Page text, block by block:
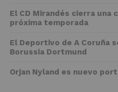
El CD Mirandés cierra una
próxima temporada
El Deportivo de A Coruña
Borussia Dortmund
Orjan Nyland es nuevo